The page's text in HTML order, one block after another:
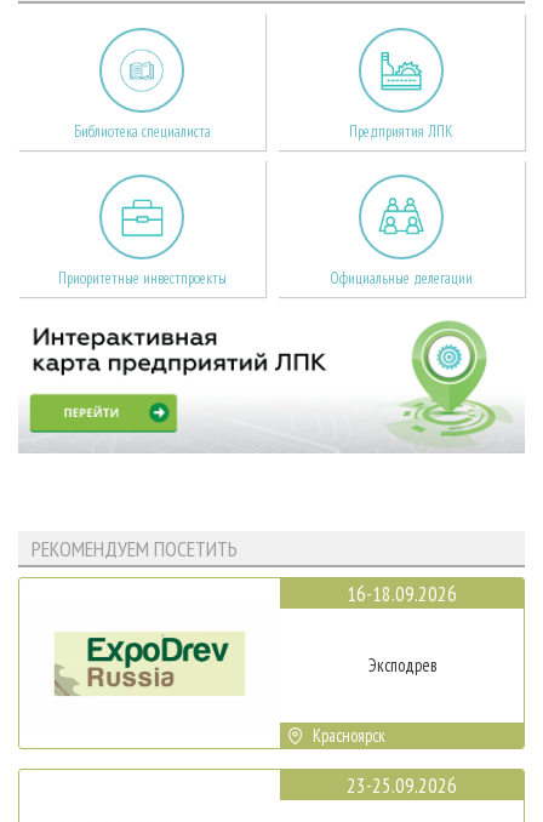
Библиотека специалиста Предприятия ЛПК
Приоритетные инвестпроекты Официальные делегации
РЕКОМЕНДУЕМ ПОСЕТИТЬ
16-18.09.2026
Эксподрев
Красноярск
23-25.09.2026